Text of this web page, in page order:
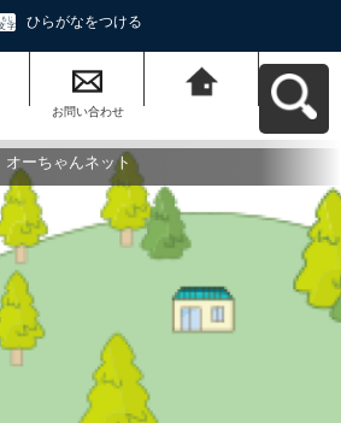
ひらがなをつける
お問い合わせ
ットへ戻る
ーちゃんネット